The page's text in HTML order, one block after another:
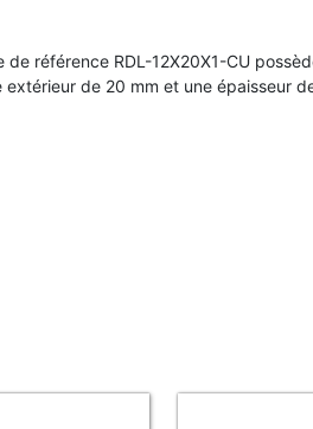
de référence RDL-12X20X1-CU
extérieur de 20 mm et une épaisseur